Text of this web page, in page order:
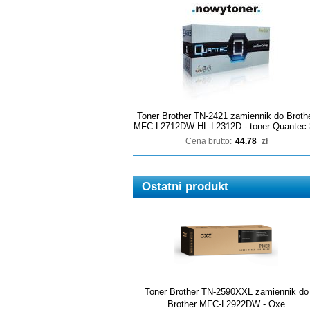
Toner Brother TN-2421 zamiennik do
MFC-L2712DW HL-L2312D - toner Quantec
Cena brutto: 44.78 zł
Ostatni produkt
Toner Brother TN-2590XXL zamiennik do
Brother MFC-L2922DW - Oxe